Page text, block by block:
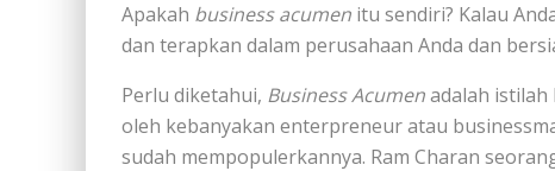
Apakah business acumen itu sendiri? Kalau
dan terapkan dalam perusahaan Anda dan
Perlu diketahui, Business Acumenadalah istilah
oleh kebanyakan enterpreneur atau
sudah mempopulerkannya. Ram Charan